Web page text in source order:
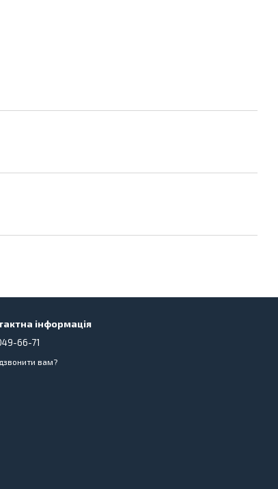
інформація
66-71
вам?